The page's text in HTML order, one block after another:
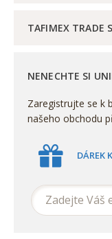
TAFIMEX TRADE
NENECHTE SI
Zaregistrujte se k
našeho obchodu
DÁREK